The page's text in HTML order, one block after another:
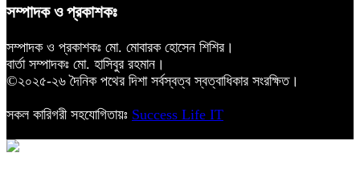
সম্পাদক ও প্রকাশকঃ
সম্পাদক ও প্রকাশকঃ মো. মোবারক হোসেন শিশির।
বার্তা সম্পাদকঃ মো. হাসিবুর রহমান।
©২০২৫-২৬ দৈনিক পথের দিশা সর্বস্বত্ব স্বত্বাধিকার সংরক্ষিত।
সকল কারিগরী সহযোগিতায়ঃ Success Life IT